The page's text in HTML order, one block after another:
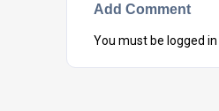
Add Comment
You must be logged in